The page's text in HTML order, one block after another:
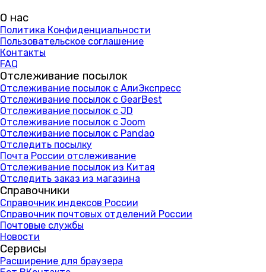
О нас
Политика Конфиденциальности
Пользовательское соглашение
Контакты
FAQ
Отслеживание посылок
Отслеживание посылок с АлиЭкспресс
Отслеживание посылок с GearBest
Отслеживание посылок с JD
Отслеживание посылок с Joom
Отслеживание посылок с Pandao
Отследить посылку
Почта России отслеживание
Отслеживание посылок из Китая
Отследить заказ из магазина
Справочники
Справочник индексов России
Справочник почтовых отделений России
Почтовые службы
Новости
Сервисы
Расширение для браузера